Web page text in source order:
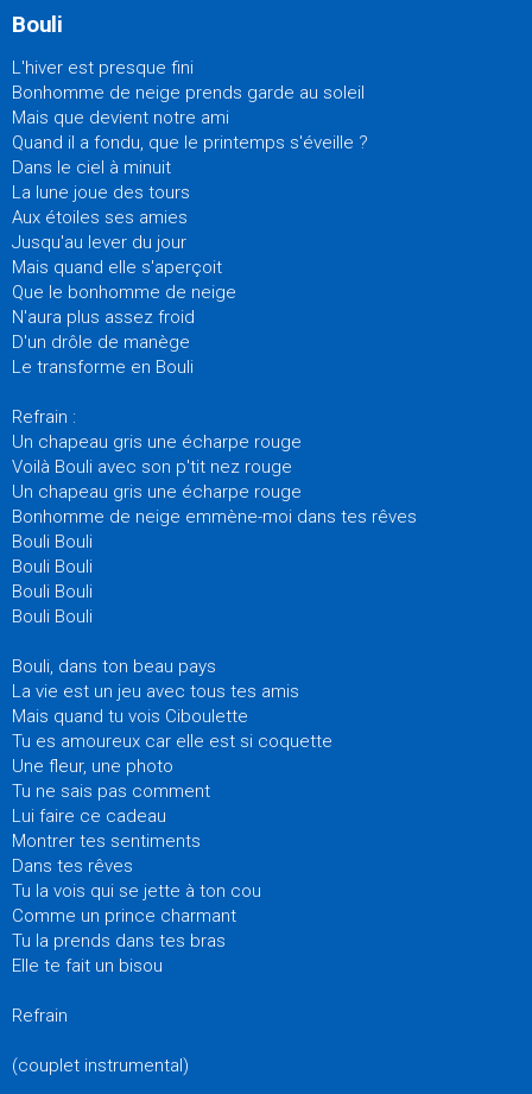
Bouli
L'hiver est presque fini
Bonhomme de neige prends garde au soleil
Mais que devient notre ami
Quand il a fondu, que le printemps s'éveille ?
Dans le ciel à minuit
La lune joue des tours
Aux étoiles ses amies
Jusqu'au lever du jour
Mais quand elle s'aperçoit
Que le bonhomme de neige
N'aura plus assez froid
D'un drôle de manège
Le transforme en Bouli
Refrain :
Un chapeau gris une écharpe rouge
Voilà Bouli avec son p'tit nez rouge
Un chapeau gris une écharpe rouge
Bonhomme de neige emmène-moi dans tes rêves
Bouli Bouli
Bouli Bouli
Bouli Bouli
Bouli Bouli
Bouli, dans ton beau pays
La vie est un jeu avec tous tes amis
Mais quand tu vois Ciboulette
Tu es amoureux car elle est si coquette
Une fleur, une photo
Tu ne sais pas comment
Lui faire ce cadeau
Montrer tes sentiments
Dans tes rêves
Tu la vois qui se jette à ton cou
Comme un prince charmant
Tu la prends dans tes bras
Elle te fait un bisou
Refrain
(couplet instrumental)